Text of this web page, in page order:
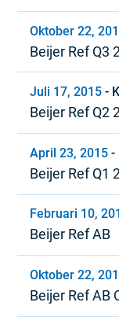
Oktober 22,
Beijer Ref Q3
Juli 17, 2015 -
Beijer Ref Q2
April 23, 2015 -
Beijer Ref Q1
Februari 10,
Beijer Ref AB
Oktober 22,
Beijer Ref AB